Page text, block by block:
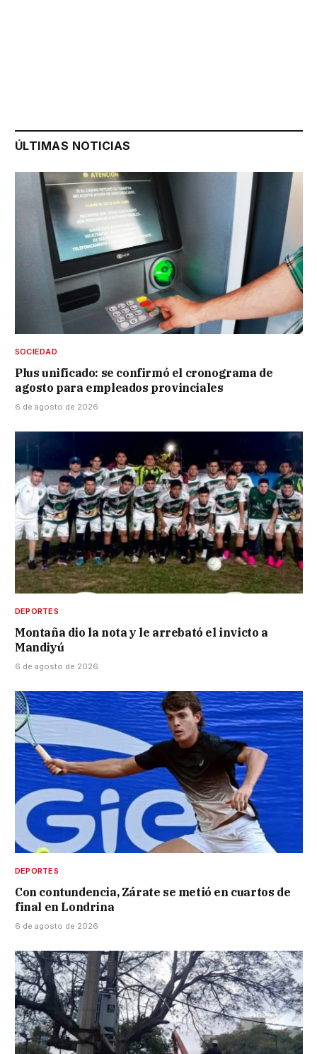
ÚLTIMAS NOTICIAS
SOCIEDAD
Plus unificado: se confirmó el cronograma de
agosto para empleados provinciales
6 de agosto de 2026
DEPORTES
Montaña dio la nota y le arrebató el invicto a
Mandiyú
6 de agosto de 2026
DEPORTES
Con contundencia, Zárate se metió en cuartos de
final en Londrina
6 de agosto de 2026